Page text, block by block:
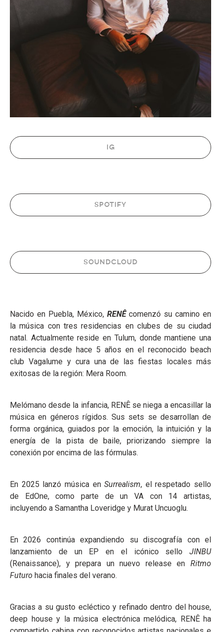
IG
SPOTIFY
SOUNDCLOUD
Nacido en Puebla, México, RENÊcomenzó su camino en
la música con tres residencias en clubes de su ciudad
natal. Actualmente reside en Tulum, donde mantiene una
residencia desde hace 5 años en el reconocido beach
club Vagalume y cura una de las fiestas locales más
exitosas de la región: Mera Room.
Melómano desde la infancia, RENÊ se niega a encasillar la
música en géneros rígidos. Sus sets se desarrollan de
forma orgánica, guiados por la emoción, la intuición y la
energía de la pista de baile, priorizando siempre la
conexión por encima de las fórmulas.
En 2025 lanzó música enSurrealism, el respetado sello
de EdOne, como parte de un VA con 14 artistas,
incluyendo a Samantha Loveridge y Murat Uncuoglu.
En 2026 continúa expandiendo su discografía con el
lanzamiento de un EP en el icónico sello JINBU
(Renaissance), y prepara un nuevo release en Ritmo
Futuro hacia finales del verano.
Gracias a su gusto ecléctico y refinado dentro del house,
deep house y la música electrónica melódica, RENÊ ha